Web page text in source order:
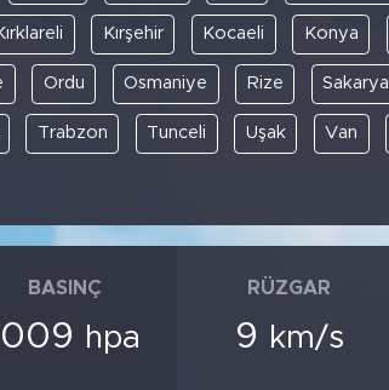
Kırşehir Kocaeli Konya
Ordu Osmaniye Rize Sakarya
Trabzon Tunceli Uşak Van
BASINÇ
hpa
RÜZGAR
9 km/s